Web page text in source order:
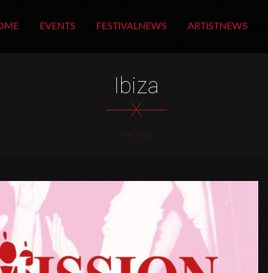
EVENTS FESTIVALNEWS ARTISTNEWS
Ibiza
X
HOME